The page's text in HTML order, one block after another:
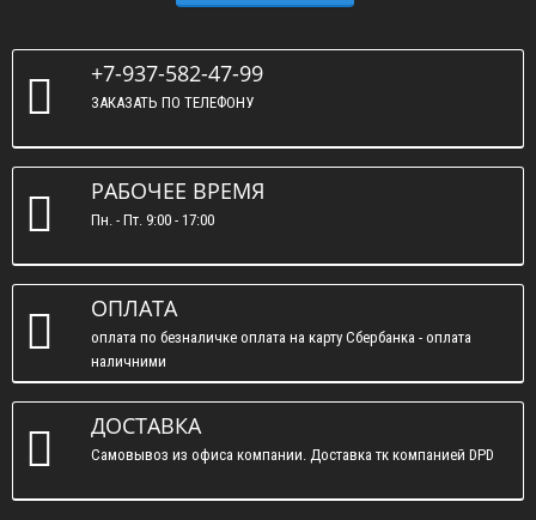
+7-937-582-47-99
ЗАКАЗАТЬ ПО ТЕЛЕФОНУ
РАБОЧЕЕ ВРЕМЯ
Пн. - Пт. 9:00 - 17:00
ОПЛАТА
оплата по безналичке оплата на карту Сбербанка - оплата
наличними
ДОСТАВКА
Самовывоз из офиса компании. Доставка тк компанией DPD